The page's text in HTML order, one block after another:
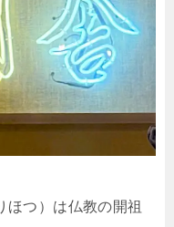
ほつ）は仏教の開祖